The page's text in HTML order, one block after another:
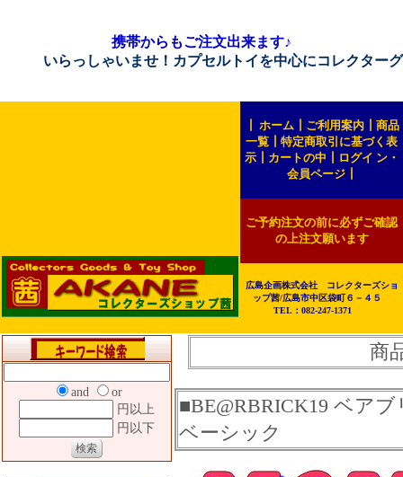
携帯からもご注文出来ます♪
っしゃいませ！カプセルトイを中心にコレクターグッズを
ホーム┃ ご利用案内┃ 商品
一覧
特定商取引に基づく表
示┃ カートの中
ログイ ン・
会員ページ┃
ご予約注文の前に必ずご確認
の上注文願います
広島企画株式会社 コレクターズショ
ップ茜/広島市中区袋町６－４５
TEL：082-247-1371
and
or
円以上
円以下
商
■BE@RBRICK19 ベア
ベーシック